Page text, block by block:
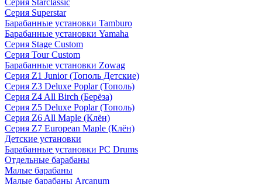
Серия Starclassic
Серия Superstar
Барабанные установки Tamburo
Барабанные установки Yamaha
Серия Stage Custom
Серия Tour Custom
Барабанные установки Zowag
Серия Z1 Junior (Тополь Детские)
Серия Z3 Deluxe Poplar (Тополь)
Серия Z4 All Birch (Берёза)
Серия Z5 Deluxe Poplar (Тополь)
Серия Z6 All Maple (Клён)
Серия Z7 European Maple (Клён)
Детские установки
Барабанные установки PC Drums
Отдельные барабаны
Малые барабаны
Малые барабаны Arcanum